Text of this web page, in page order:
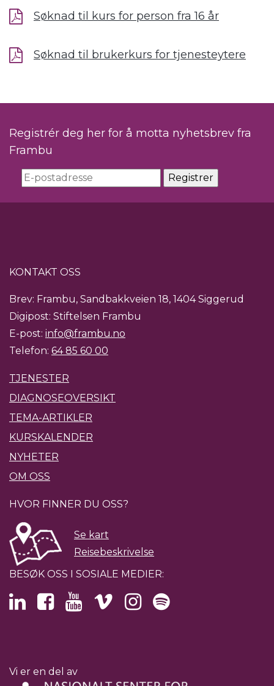
Søknad til kurs for person fra 16 år
Søknad til brukerkurs for tjenesteytere
Registrér deg her for å motta nyhetsbrev fra
Frambu
KONTAKT OSS
Brev: Frambu, Sandbakkveien 18, 1404 Siggerud
Digipost: Stiftelsen Frambu
E-post: info@frambu.no
Telefon: 64 85 60 00
TJENESTER
DIAGNOSEOVERSIKT
TEMA-ARTIKLER
KURSKALENDER
NYHETER
OM OSS
HVOR FINNER DU OSS?
Se kart
Reisebeskrivelse
BESØK OSS I SOSIALE MEDIER:
Vi er en del av